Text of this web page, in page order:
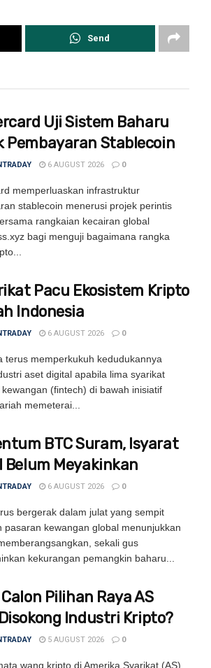
Send
Uji Sistem Baharu
Pembayaran Stablecoin
6 AUGUST 2026 0
memperluaskan infrastruktur
stablecoin menerusi projek perintis
rangkaian kecairan global
bagi menguji bagaimana rangka
Pacu Ekosistem Kripto
Indonesia
6 AUGUST 2026 0
terus memperkukuh kedudukannya
aset digital apabila lima syarikat
(fintech) di bawah inisiatif
memeterai...
BTC Suram, Isyarat
Belum Meyakinkan
6 AUGUST 2026 0
bergerak dalam julat yang sempit
pasaran kewangan global menunjukkan
sekali gus
kekurangan pemangkin baharu...
Pilihan Raya AS
Industri Kripto?
5 AUGUST 2026 0
wang kripto di Amerika Syarikat (AS)